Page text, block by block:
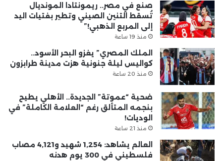
صنع في مصر.. ريمونتادا المونديال
تُسقط التنين الصيني وتطير بفتيات اليد
إلى المربع الذهبي!”
منذ 19 ساعة
الملك المصري” يغزو البحر الأسود..
كواليس ليلة جنونية هزت مدينة طرابزون
منذ 20 ساعة
ضحية “عموتة” الجديدة.. الأهلي يطيح
بنجمه المتألق رغم “العلامة الكاملة” في
الوديات!
منذ 21 ساعة
العالم يشاهد: 1,254 شهيد و4,121 مصاب
فلسطيني في 300 يوم هدنه